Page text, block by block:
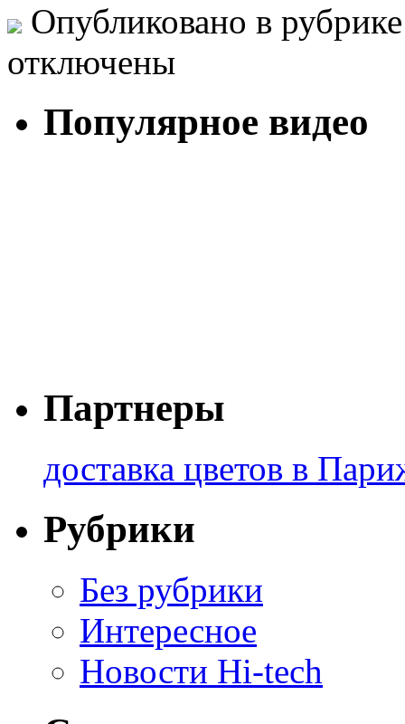
Опубликовано в
отключены
Популярное видео
Партнеры
доставка цветов в
Рубрики
Без рубрики
Интересное
Новости Hi-tech